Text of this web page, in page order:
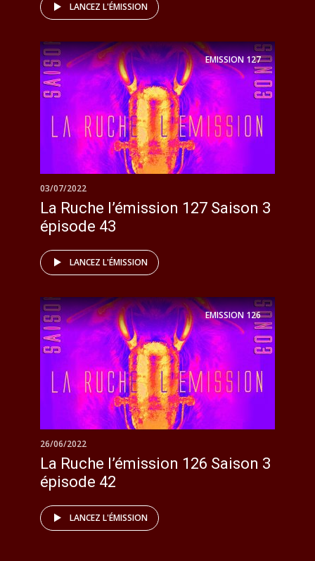
LANCEZ L'ÉMISSION
EMISSION127
03/07/2022
La Ruche l’émission 127 Saison 3
épisode 43
LANCEZ L'ÉMISSION
EMISSION126
26/06/2022
La Ruche l’émission 126 Saison 3
épisode 42
LANCEZ L'ÉMISSION